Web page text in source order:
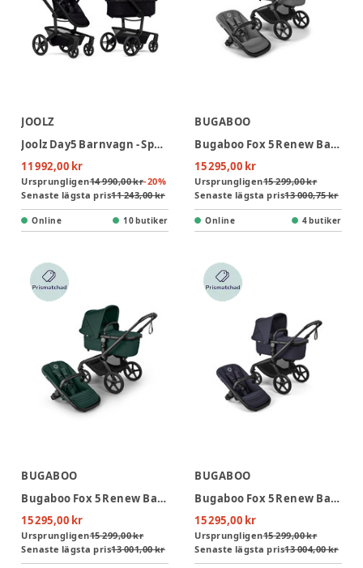
JOOLZ
Joolz Day5 Barnvagn - Space Black
11 992,00 kr
Ursprungligen14 990,00 kr-20%
Senaste lägsta pris11 243,00 kr
Online 10 butiker
BUGABOO
Bugaboo Fox 5 Renew Barnvagn - Moon Grey/Graphite
15 295,00 kr
Ursprungligen15 299,00 kr
Senaste lägsta pris13 000,75 kr
Online 4 butiker
BUGABOO
Bugaboo Fox 5 Renew Barnvagn - Fern Green/Black
15 295,00 kr
Ursprungligen15 299,00 kr
Senaste lägsta pris13 001,00 kr
BUGABOO
Bugaboo Fox 5 Renew Barnvagn - Deep Indigo/Black
15 295,00 kr
Ursprungligen15 299,00 kr
Senaste lägsta pris13 004,00 kr